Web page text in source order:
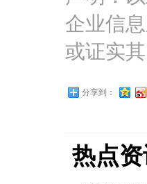
企业信
或证实
分享到：
热点